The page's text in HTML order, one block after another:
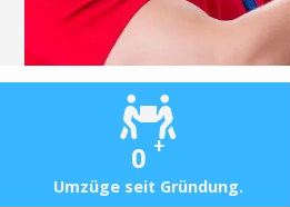
0 +
Umzüge seit Gründung.